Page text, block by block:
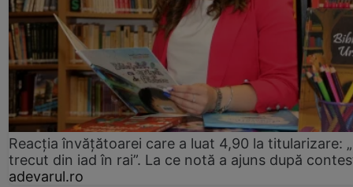
Reacția învățătoarei care a luat 4,90 la titularizare:
trecut din iad în rai”. La ce notă a ajuns după
adevarul.ro